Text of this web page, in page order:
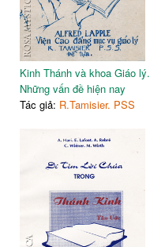
Kinh Thánh và khoa Giáo lý.
Những vấn đề hiện nay
Tác giả: R.Tamisier. PSS